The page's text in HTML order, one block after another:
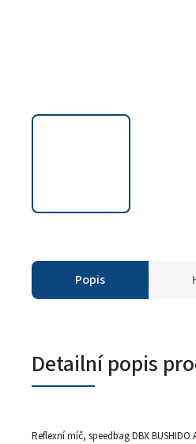
Popis
Detailní popis
Reflexní míč, speedbag DBX